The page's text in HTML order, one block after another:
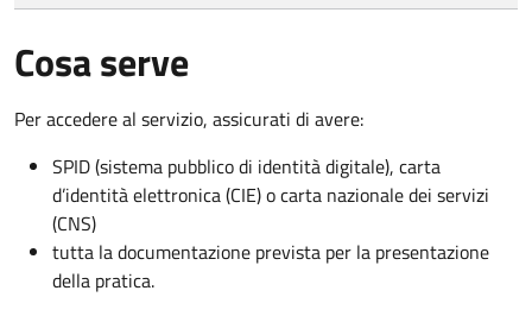
Cosa serve
Per accedere al servizio, assicurati di avere:
SPID (sistema pubblico di identità digitale), carta
d’identità elettronica (CIE) o carta nazionale dei servizi
(CNS)
tutta la documentazione prevista per la presentazione
della pratica.